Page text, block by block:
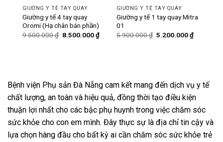
GIƯỜNG Y TẾ TAY QUAY
Giường y tế 4 tay quay
Oromi (Hạ chân bán phần)
9.500.000₫ Giá
8.500.000₫Giá
hiện
GIƯỜNG Y TẾ TAY QUAY
Giường y tế 1 tay quay Mitra
01
5.900.000₫ Giá
5.200.000₫Giá
hiện
Bệnh viện Phụ sản Đà Nẵng cam kết mang đến dịch vụ y tế
chất lượng, an toàn và hiệu quả, đồng thời tạo điều kiện
thuận lợi nhất cho các bậc phụ huynh trong việc chăm sóc
sức khỏe cho con em mình. Đây thực sự là địa chỉ tin cậy và
lựa chọn hàng đầu cho bất kỳ ai cần chăm sóc sức khỏe trẻ